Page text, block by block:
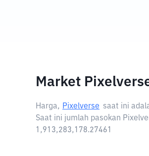
Market
Harga, Pixelverse saat ini
Saat ini jumlah pasokan
1,913,283,178.27461